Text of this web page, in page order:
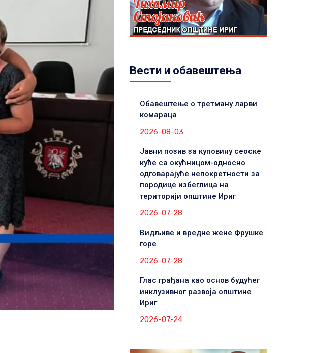
Вести и обавештења
Обавештење о третману ларви
комараца
2026-08-03
Јавни позив за куповину сеоске
куће са окућницом-односно
одговарајуће непокретности за
породице избеглица на
територији општине Ириг
2026-07-28
Видљиве и вредне жене Фрушке
горе
2026-07-28
Глас грађана као основ будућег
инклузивног развоја општине
Ириг
2026-07-24